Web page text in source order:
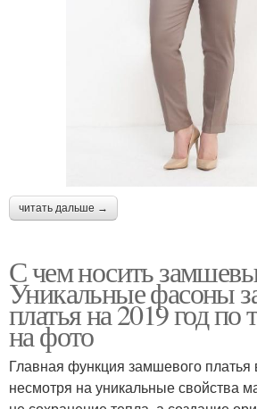
читать дальше →
С чем носить
Уникальные фасоны
платья на 2019 год
на фото
Главная функция замшевого платья
несмотря на уникальные свойства